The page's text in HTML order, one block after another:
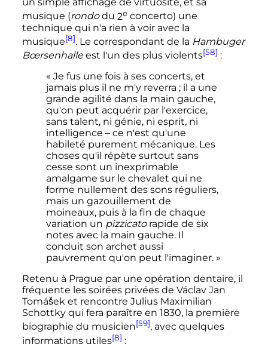
un simple affichage de virtuosité, et sa
musique (rondodu 2e concerto) une
technique qui n'a rien à voir avec la
musique[8]. Le correspondant de la Hambuger
Bœrsenhalleest l'un des plus violents[58] :
« Je fus une fois à ses concerts, et
jamais plus il ne m'y reverra ; il a une
grande agilité dans la main gauche,
qu'on peut acquérir par l'exercice,
sans talent, ni génie, ni esprit, ni
intelligence – ce n'est qu'une
habileté purement mécanique. Les
choses qu'il répète surtout sans
cesse sont un inexprimable
amalgame sur le chevalet qui ne
forme nullement des sons réguliers,
mais un gazouillement de
moineaux, puis à la fin de chaque
variation un pizzicatorapide de six
notes avec la main gauche. Il
conduit son archet aussi
pauvrement qu'on peut l'imaginer. »
Retenu à Prague par une opération dentaire, il
fréquente les soirées privées de Václav Jan
Tomášek et rencontre Julius Maximilian
Schottky qui fera paraître en 1830, la première
biographie du musicien[59], avec quelques
informations utiles[8] :